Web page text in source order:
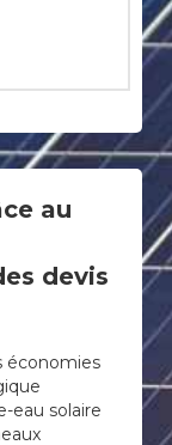
au
devis
économies
eau solaire